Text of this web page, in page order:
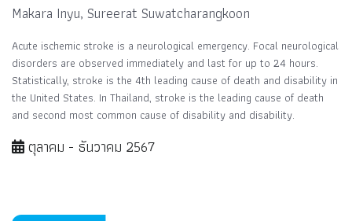
Makara Inyu, Sureerat Suwatcharangkoon
Acute ischemic stroke is a neurological emergency. Focal neurological
disorders are observed immediately and last for up to 24 hours.
Statistically, stroke is the 4th leading cause of death and disability in
the United States. In Thailand, stroke is the leading cause of death
and second most common cause of disability and disability.
ตุลาคม - ธันวาคม 2567